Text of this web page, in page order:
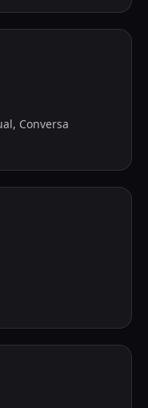
Conversa